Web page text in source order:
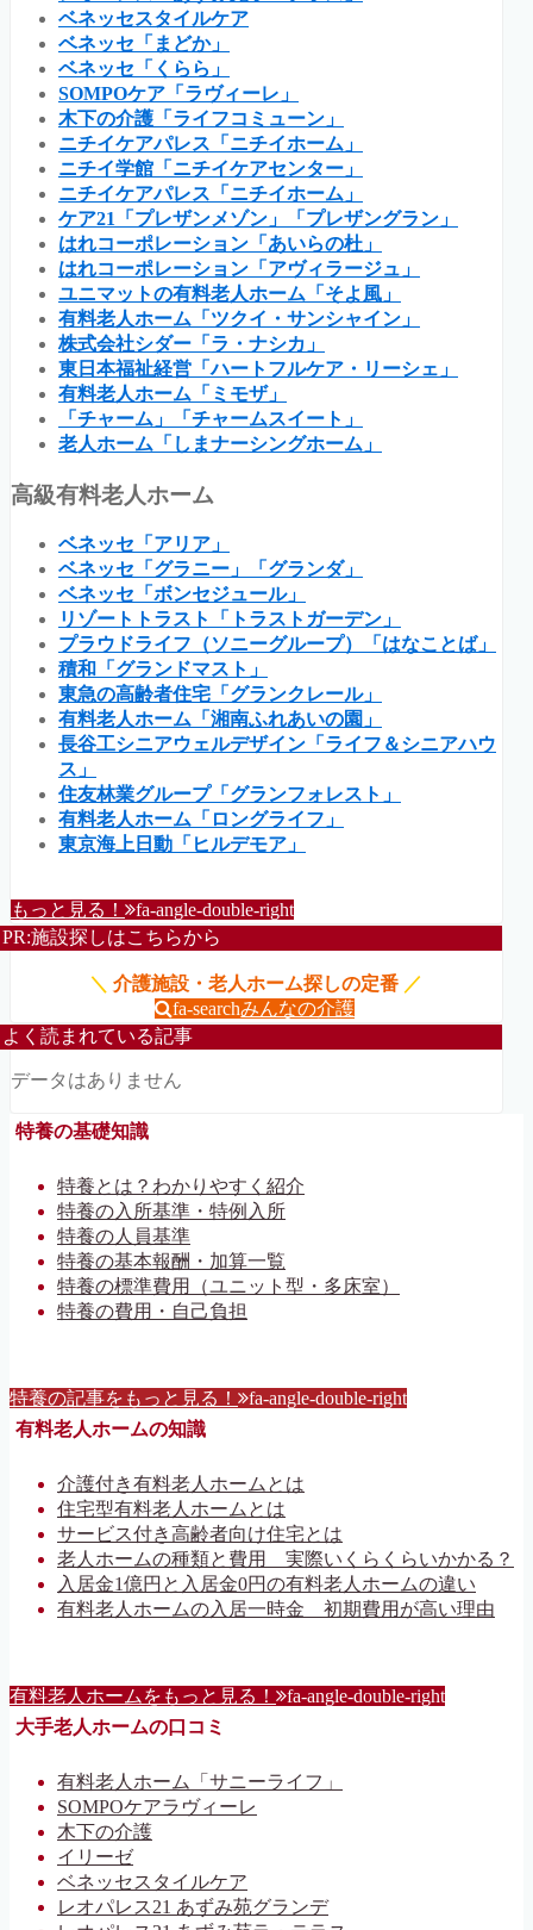
ベネッセスタイルケア
ベネッセ「まどか」
ベネッセ「くらら」
SOMPOケア「ラヴィーレ」
木下の介護「ライフコミューン」
ニチイケアパレス「ニチイホーム」
ニチイ学館「ニチイケアセンター」
ニチイケアパレス「ニチイホーム」
ケア21「プレザンメゾン」「プレザングラン」
はれコーポレーション「あいらの杜」
はれコーポレーション「アヴィラージュ」
ユニマットの有料老人ホーム「そよ風」
有料老人ホーム「ツクイ・サンシャイン」
株式会社シダー「ラ・ナシカ」
東日本福祉経営「ハートフルケア・リーシェ」
有料老人ホーム「ミモザ」
「チャーム」「チャームスイート」
老人ホーム「しまナーシングホーム」
高級有料老人ホーム
ベネッセ「アリア」
ベネッセ「グラニー」「グランダ」
ベネッセ「ボンセジュール」
リゾートトラスト「トラストガーデン」
プラウドライフ（ソニーグループ）「はなことば」
積和「グランドマスト」
東急の高齢者住宅「グランクレール」
有料老人ホーム「湘南ふれあいの園」
長谷工シニアウェルデザイン「ライフ＆シニアハウ
ス」
住友林業グループ「グランフォレスト」
有料老人ホーム「ロングライフ」
東京海上日動「ヒルデモア」
もっと見る！ fa-angle-double-right
PR:施設探しはこちらから
＼ 介護施設・老人ホーム探しの定番 ／
fa-searchみんなの介護
よく読まれている記事
データはありません
特養の基礎知識
特養とは？わかりやすく紹介
特養の入所基準・特例入所
特養の人員基準
特養の基本報酬・加算一覧
特養の標準費用（ユニット型・多床室）
特養の費用・自己負担
特養の記事をもっと見る！ fa-angle-double-right
有料老人ホームの知識
介護付き有料老人ホームとは
住宅型有料老人ホームとは
サービス付き高齢者向け住宅とは
老人ホームの種類と費用 実際いくらくらいかかる？
入居金1億円と入居金0円の有料老人ホームの違い
有料老人ホームの入居一時金 初期費用が高い理由
有料老人ホームをもっと見る！ fa-angle-double-right
大手老人ホームの口コミ
有料老人ホーム「サニーライフ」
SOMPOケアラヴィーレ
木下の介護
イリーゼ
ベネッセスタイルケア
レオパレス21 あずみ苑グランデ